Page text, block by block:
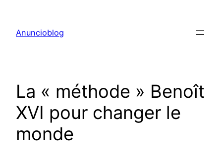
contenu
Anuncioblog
La « méthode » Benoît
XVI pour changer le
monde